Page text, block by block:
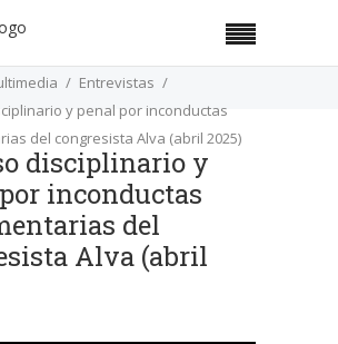
Entrevistas
y penal por inconductas
del congresista Alva (abril 2025)
disciplinario y
inconductas
del
Alva (abril